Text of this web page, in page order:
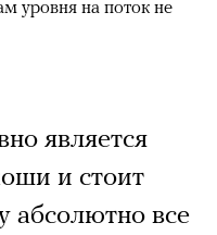
уровня на поток не
является
и стоит
абсолютно все